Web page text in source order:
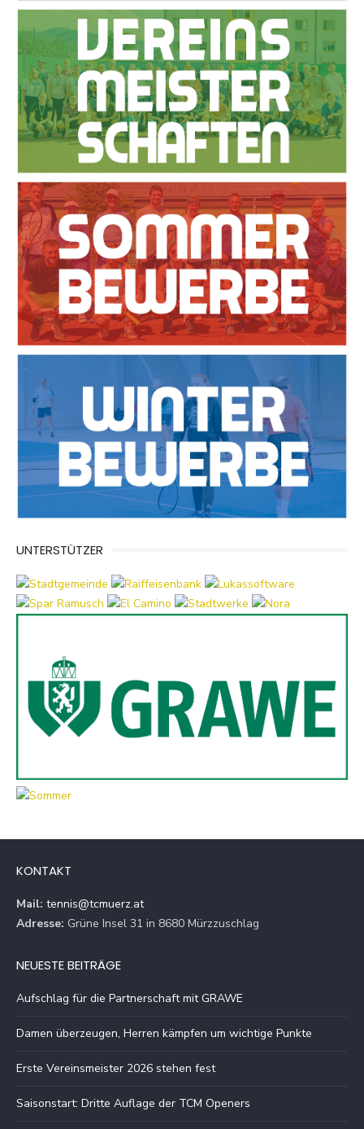
UNTERSTÜTZER
KONTAKT
Mail: tennis@tcmuerz.at
Adresse: Grüne Insel 31 in 8680 Mürzzuschlag
NEUESTE BEITRÄGE
Aufschlag für die Partnerschaft mit GRAWE
Damen überzeugen, Herren kämpfen um wichtige Punkte
Erste Vereinsmeister 2026 stehen fest
Saisonstart: Dritte Auflage der TCM Openers